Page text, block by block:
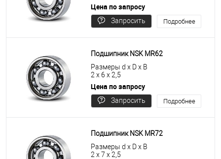
Цена по запросу
Запросить
Подробнее
Подшипник NSK MR62
Размеры d x D x B
2 x 6 x 2,5
Цена по запросу
Запросить
Подробнее
Подшипник NSK MR72
Размеры d x D x B
2 x 7 x 2,5